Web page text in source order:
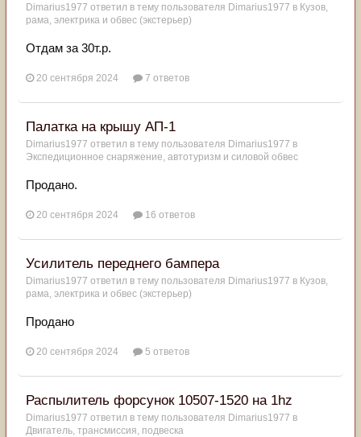
Dimarius1977 ответил в тему пользователя Dimarius1977 в Кузов,
рама, электрика и обвес (экстерьер)
Отдам за 30т.р.
20 сентября 2024 7 ответов
Палатка на крышу АП-1
Dimarius1977 ответил в тему пользователя Dimarius1977 в
Экспедиционное снаряжение, автотуризм и силовой обвес
Продано.
20 сентября 2024 16 ответов
Усилитель переднего бампера
Dimarius1977 ответил в тему пользователя Dimarius1977 в Кузов,
рама, электрика и обвес (экстерьер)
Продано
20 сентября 2024 5 ответов
Распылитель форсунок 10507-1520 на 1hz
Dimarius1977 ответил в тему пользователя Dimarius1977 в
Двигатель, трансмиссия, подвеска